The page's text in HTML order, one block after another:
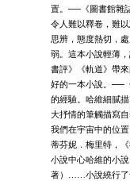
置。──《圖書館雜
令人難以釋卷，難
思辨，態度熱切，
弱。這本小說輕薄
書評》《軌道》帶
好的一本小說。──
的經驗。哈維細膩
大抒情的筆觸描寫
我們在宇宙中的位
蒂芬妮．梅里特，
小說中心哈維的小
著）……小說繞行了